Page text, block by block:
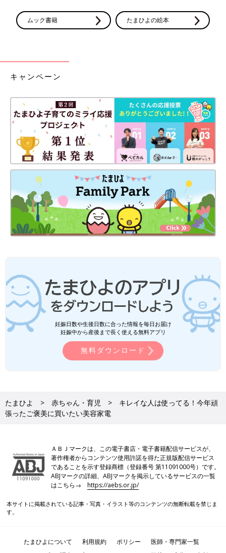
minさん(@min_lsh)がシェアした投稿-2017 12月 10 4:11午前 PST
肌に負担をかけずに、毛穴の中の汚れもスッキリオフしてくれる
「リファクリア」 。日に日に透明感を増し、つるつるな感触を実
感できるとの口コミ多数。試してみたい！
しっとり潤う肌を目指すなら「スチーマーナノケア」
お肌のキレイな人が積極的に取り入れている「スチーマー ナノ
ケア」での肌ケア。お風呂上がりにパックをしながら美活、寝な
がら肌エステなど、使い方に合わせて選べるのも魅力ですね。
入浴中のながら美容に最適な頭皮エステ
ムック書籍 たまひよの絵本
キャンペーン
妊娠日数や生後日数に合った情報を毎日お届け
妊娠中から産後まで長く使える無料アプリ
無料ダウンロード
たまひよ 赤ちゃん・育児
キレイな人は使ってる！今年頑
張ったご褒美に買いたい美容家電
ＡＢＪマークは、この電子書店・電子書籍配信サービスが、
著作権者からコンテンツ使用許諾を得た正規版配信サービス
であることを示す登録商標（登録番号 第11091000号）です。
ABJマークの詳細、ABJマークを掲示しているサービスの一覧
はこちら→https://aebs.or.jp/
本サイトに掲載されている記事・写真・イラスト等のコンテンツの無断転載を禁じま
す。
たまひよについて 利用規約 ポリシー
医師・専門家一覧